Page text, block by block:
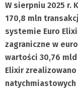
W sierpniu 2025 r.
170,8 mln
systemie Euro
zagraniczne w
wartości 30,76
Elixir
natychmiastowych